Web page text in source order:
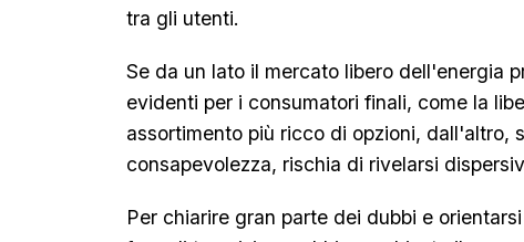
tra gli utenti.
Se da un lato il mercato libero dell'energia
evidenti per i consumatori finali, come la
assortimento più ricco di opzioni, dall'altro,
consapevolezza, rischia di rivelarsi
Per chiarire gran parte dei dubbi e